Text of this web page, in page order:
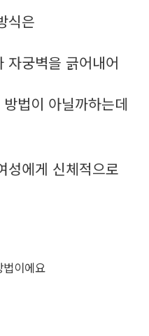
식은
자궁벽을 긁어내어
법이 아닐까하는데
성에게 신체적으로
이에요